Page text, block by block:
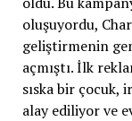
oluşuyordu,
geliştirmenin
açmıştı. İlk
sıska bir çocuk,
alay ediliyor ve